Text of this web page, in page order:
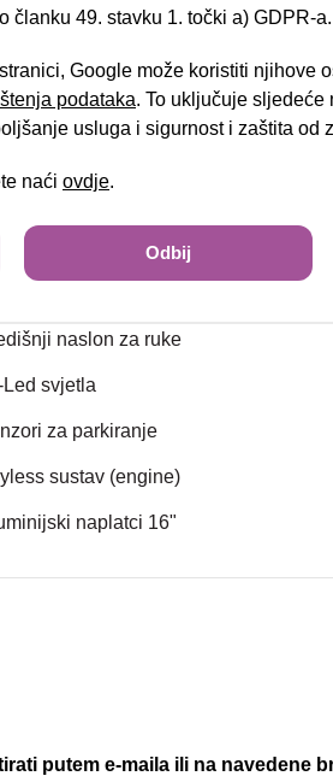
i preklopiva stražnja klupa
vozača podesivo po visini
kolo upravljača
naslon za ruke
Led svjetla
za parkiranje
sustav (engine)
naplatci 16"
putem e-maila ili na navedene
članku 49. stavku 1. točki a) GDPR-a.
Google može koristiti njihove
podataka. To uključuje sljedeće
usluga i sigurnost i zaštita od
naći ovdje.
Odbij